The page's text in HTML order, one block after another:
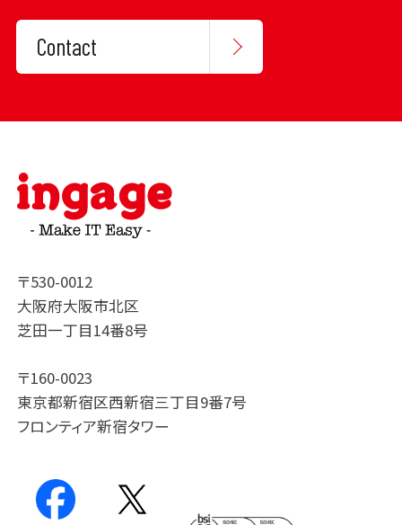
Contact
〒530-0012
大阪府大阪市北区
芝田一丁目14番8号
〒160-0023
東京都新宿区西新宿三丁目9番7号
フロンティア新宿タワー